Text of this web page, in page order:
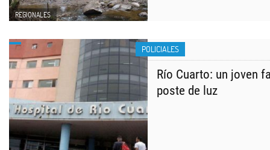
REGIONALES
POLICIALES
Río Cuarto: un joven
poste de luz